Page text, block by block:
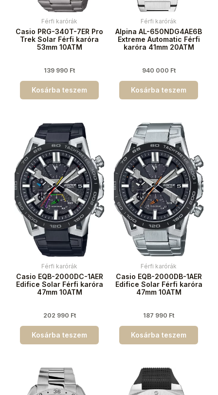
Férfi karórák
Casio PRG-340T-7ER Pro
Trek Solar Férfi karóra
53mm 10ATM
139 990 Ft
Kosárba teszem
Férfi karórák
Alpina AL-650NDG4AE6B
Extreme Automatic Férfi
karóra 41mm 20ATM
940 000 Ft
Kosárba teszem
Férfi karórák
Casio EQB-2000DC-1AER
Edifice Solar Férfi karóra
47mm 10ATM
202 990 Ft
Kosárba teszem
Férfi karórák
Casio EQB-2000DB-1AER
Edifice Solar Férfi karóra
47mm 10ATM
187 990 Ft
Kosárba teszem